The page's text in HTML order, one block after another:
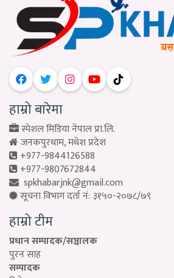
हाम्रो बारेमा
स्पेशल मिडिया नेपाल प्रा.लि.
जनकपुरधाम, मधेश प्रदेश
+977-9844126588
+977-9807672844
spkhabarjnk@gmail.com
सूचना विभाग दर्ता नं: ३१५०-२०७८/७९
हाम्रो टीम
प्रधान सम्पादक/सञ्चालक
पुरन साह
सम्पादक